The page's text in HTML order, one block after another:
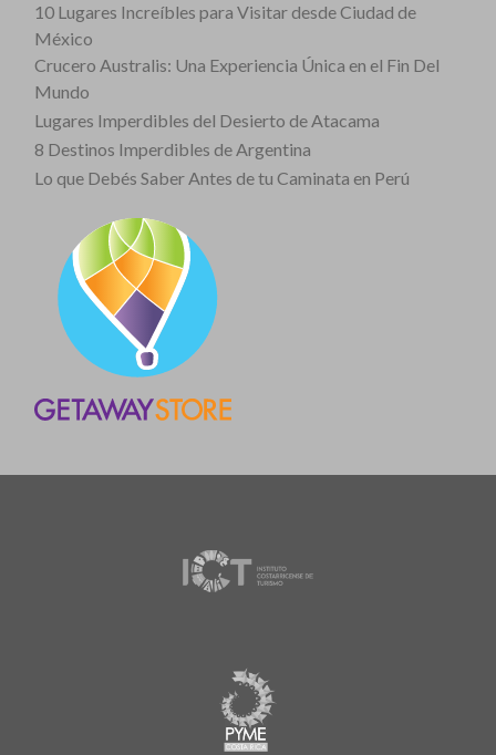
10 Lugares Increíbles para Visitar desde Ciudad de
México
Crucero Australis: Una Experiencia Única en el Fin Del
Mundo
Lugares Imperdibles del Desierto de Atacama
8 Destinos Imperdibles de Argentina
Lo que Debés Saber Antes de tu Caminata en Perú